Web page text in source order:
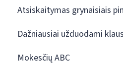
Atsiskaitymas grynaisiais
Dažniausiai užduodami
Mokesčių ABC